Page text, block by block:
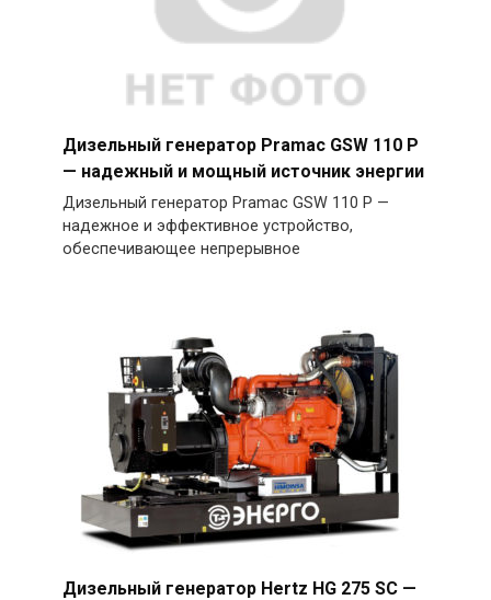
Дизельный генератор Pramac GSW 110 P
— надежный и мощный источник энергии
Дизельный генератор Pramac GSW 110 P —
надежное и эффективное устройство,
обеспечивающее непрерывное
Дизельный генератор Hertz HG 275 SC —